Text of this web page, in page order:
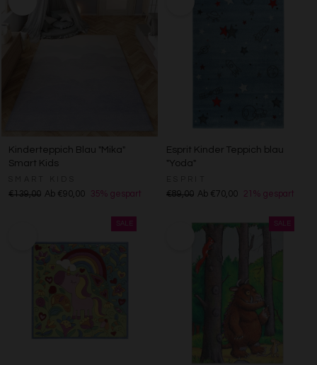
Kinderteppich Blau "Mika"
Smart Kids
€139,00 Ab €90,00 35% gespart
Esprit Kinder Teppich blau
"Yoda"
€89,00 Ab €70,00 21% gespart